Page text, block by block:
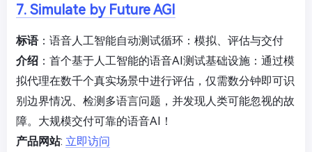
7. Simulate by Future AGI
标语：语音人工智能自动测试循环：模拟、评估与交付
介绍 ：首个基于人工智能的语音AI测试基础设施：通过模
拟代理在数千个真实场景中进行评估，仅需数分钟即可识
别边界情况、检测多语言问题，并发现人类可能忽视的故
障。大规模交付可靠的语音AI！
产品网站: 立即访问